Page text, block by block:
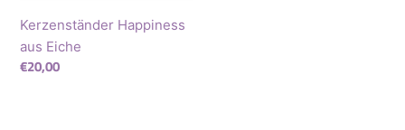
Kerzenständer Happiness
aus Eiche
Regular
€20,00